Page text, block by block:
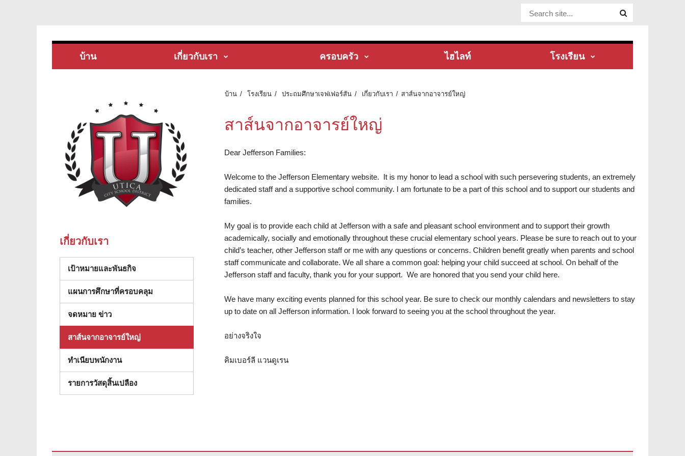
Website Site
บ้าน เกี่ยวกับเรา ครอบครัว ไฮไลท์ โรงเรียน
บ้าน โรงเรียน ประถมศึกษาเจฟเฟอร์สัน เกี่ยวกับเรา สาส์นจากอาจารย์ใหญ่
สาส์นจากอาจารย์ใหญ่
Dear Jefferson Families:
Welcome to the Jefferson Elementary website. It is my honor to lead a school with such persevering students, an extremely
dedicated staff and a supportive school community. I am fortunate to be a part of this school and to support our students and
families.
My goal is to provide each child at Jefferson with a safe and pleasant school environment and to support their growth
academically, socially and emotionally throughout these crucial elementary school years. Please be sure to reach out to your
child’s teacher, other Jefferson staff or me with any questions or concerns. Children benefit greatly when parents and school
staff communicate and collaborate. We all share a common goal: helping your child succeed at school. On behalf of the
Jefferson staff and faculty, thank you for your support. We are honored that you send your child here.
We have many exciting events planned for this school year. Be sure to check our monthly calendars and newsletters to stay
up to date on all Jefferson information. I look forward to seeing you at the school throughout the year.
อย่างจริงใจ
คิมเบอร์ลี แวนดูเรน
เกี่ยวกับเรา
เป้าหมายและพันธกิจ
แผนการศึกษาที่ครอบคลุม
จดหมาย ข่าว
สาส์นจากอาจารย์ใหญ่
ทําเนียบพนักงาน
รายการวัสดุสิ้นเปลือง(เปิดในหน้าต่างใหม่)